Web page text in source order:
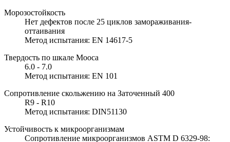
Морозостойкость
Нет дефектов после 25 циклов замораживания-
оттаивания
Метод испытания: EN 14617-5
Твердость по шкале Мооса
6.0 - 7.0
Метод испытания: EN 101
Сопротивление скольжению на Заточенный 400
R9 - R10
Метод испытания: DIN51130
Устойчивость к микроорганизмам
Сопротивление микроорганизмов ASTM D 6329-98: